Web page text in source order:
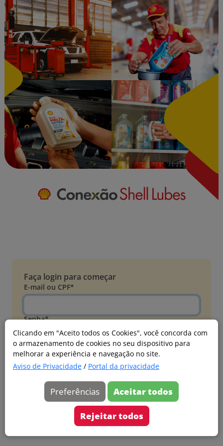
Clicando em "Aceito todos os Cookies", você concorda com
o armazenamento de cookies no seu dispositivo para
melhorar a experiência e navegação no site.
Aviso de Privacidade / Portal da privacidade
Preferências Aceitar todos
Rejeitar todos
Faça login para começar
E-mail ou CPF*
Senha*
Esqueci minha senha
Entrar
Acessar com Microsoft
Ainda não faz parte?
Cadastre-se
Versão 20260805.7